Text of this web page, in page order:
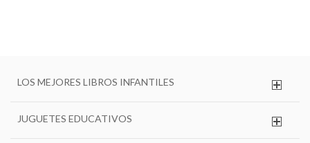
LOS MEJORES LIBROS INFANTILES
JUGUETES EDUCATIVOS